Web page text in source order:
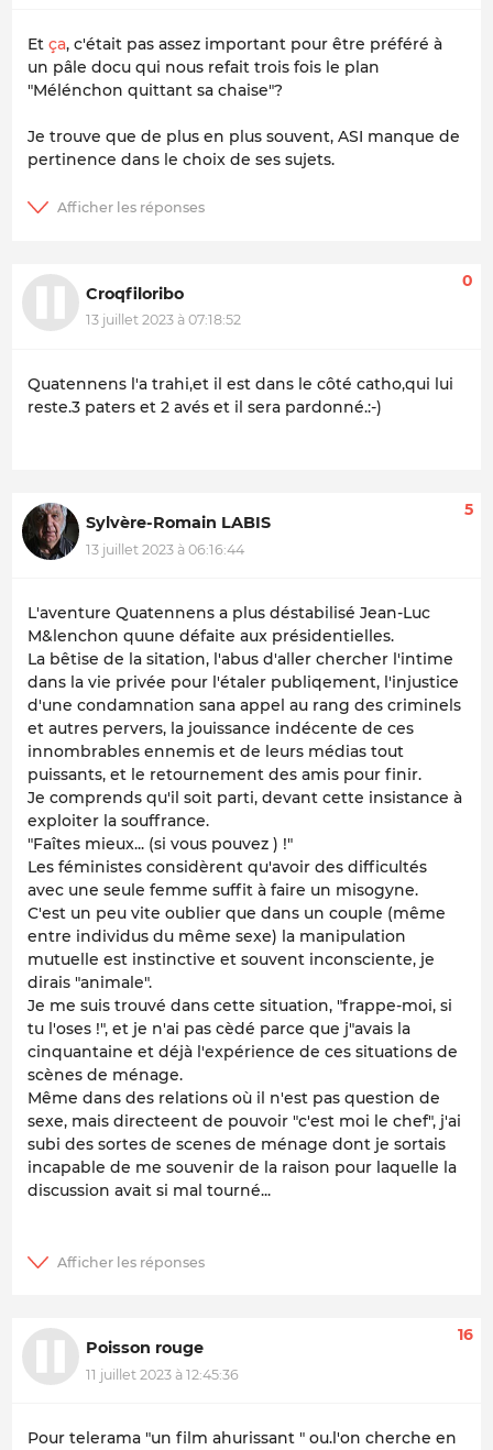
Et ça, c'était pas assez important pour être préféré à
un pâle docu qui nous refait trois fois le plan
"Mélénchon quittant sa chaise"?
Je trouve que de plus en plus souvent, ASI manque de
pertinence dans le choix de ses sujets.
Croqfiloribo
13 juillet 2023 à 07:18:52
0
Quatennens l'a trahi,et il est dans le côté catho,qui lui
reste.3 paters et 2 avés et il sera pardonné.:-)
Sylvère-Romain LABIS
13 juillet 2023 à 06:16:44
5
L'aventure Quatennens a plus déstabilisé Jean-Luc
M&lenchon quune défaite aux présidentielles.
La bêtise de la sitation, l'abus d'aller chercher l'intime
dans la vie privée pour l'étaler publiqement, l'injustice
d'une condamnation sana appel au rang des criminels
et autres pervers, la jouissance indécente de ces
innombrables ennemis et de leurs médias tout
puissants, et le retournement des amis pour finir.
Je comprends qu'il soit parti, devant cette insistance à
exploiter la souffrance.
"Faîtes mieux... (si vous pouvez ) !"
Les féministes considèrent qu'avoir des difficultés
avec une seule femme suffit à faire un misogyne.
C'est un peu vite oublier que dans un couple (même
entre individus du même sexe) la manipulation
mutuelle est instinctive et souvent inconsciente, je
dirais "animale".
Je me suis trouvé dans cette situation, "frappe-moi, si
tu l'oses !", et je n'ai pas cèdé parce que j"avais la
cinquantaine et déjà l'expérience de ces situations de
scènes de ménage.
Même dans des relations où il n'est pas question de
sexe, mais directeent de pouvoir "c'est moi le chef", j'ai
subi des sortes de scenes de ménage dont je sortais
incapable de me souvenir de la raison pour laquelle la
discussion avait si mal tourné...
Poisson rouge
11 juillet 2023 à 12:45:36
16
Pour telerama "un film ahurissant " ou.l'on cherche en